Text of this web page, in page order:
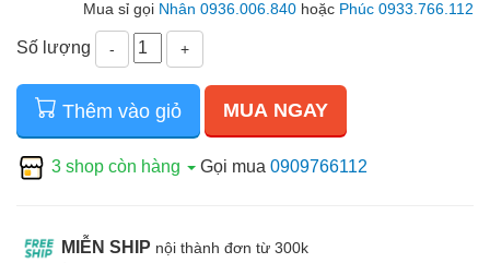
Mua sỉ gọi Nhân 0936.006.840 hoặc Phúc 0933.766.112
Số lượng - +
Thêm vào giỏ MUA NGAY
3 shop còn hàng Gọi mua 0909766112
MIỄN SHIP nội thành đơn từ 300k